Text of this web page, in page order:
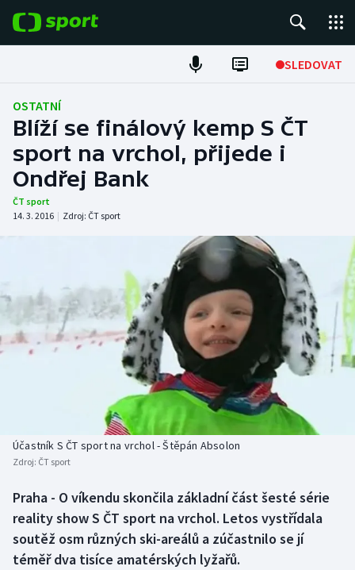
SLEDOVAT
Fotbal
Hokej
Tenis
Atletika
DALŠÍ SPORTY
Americký fotbal
Baseball a softbal
Biatlon
Box
Curling
NEPŘEHLÉDNĚTE
Historické návraty
Aplikace ČT sport
OSTATNÍ
Blíží se finálový kemp S ČT
sport na vrchol, přijede i
Ondřej Bank
ČT sport
14. 3. 2016 | Zdroj: ČT sport
Účastník S ČT sport na vrchol - Štěpán Absolon
Zdroj: ČT sport
Praha - O víkendu skončila základní část šesté série
reality show S ČT sport na vrchol. Letos vystřídala
soutěž osm různých ski-areálů a zúčastnilo se jí
téměř dva tisíce amatérských lyžařů.